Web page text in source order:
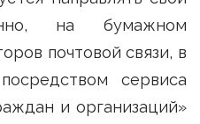
на бумажном
почтовой связи, в
сервиса
и организаций»